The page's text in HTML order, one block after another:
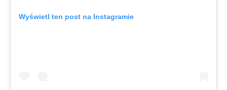
Wyświetl ten post na Instagramie